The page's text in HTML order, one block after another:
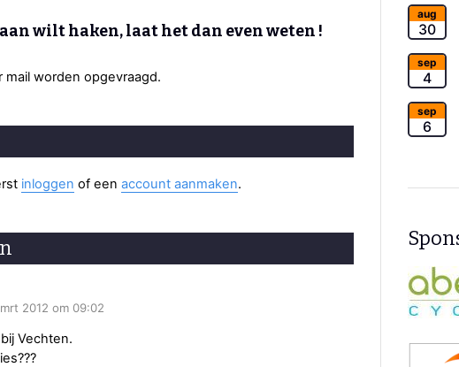
wilt haken, laat het dan even weten !
worden opgevraagd.
inloggen of een account aanmaken.
2012 om 09:02
Vechten.
aug
30
sep
4
sep
6